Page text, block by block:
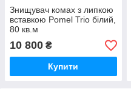
Знищувач комах з липкою
вставкою Pomel Trio білий,
80 кв.м
10 800 ₴
Купити